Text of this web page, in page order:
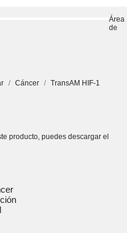
Área
de
Cáncer TransAM HIF-1
producto, puedes descargar el